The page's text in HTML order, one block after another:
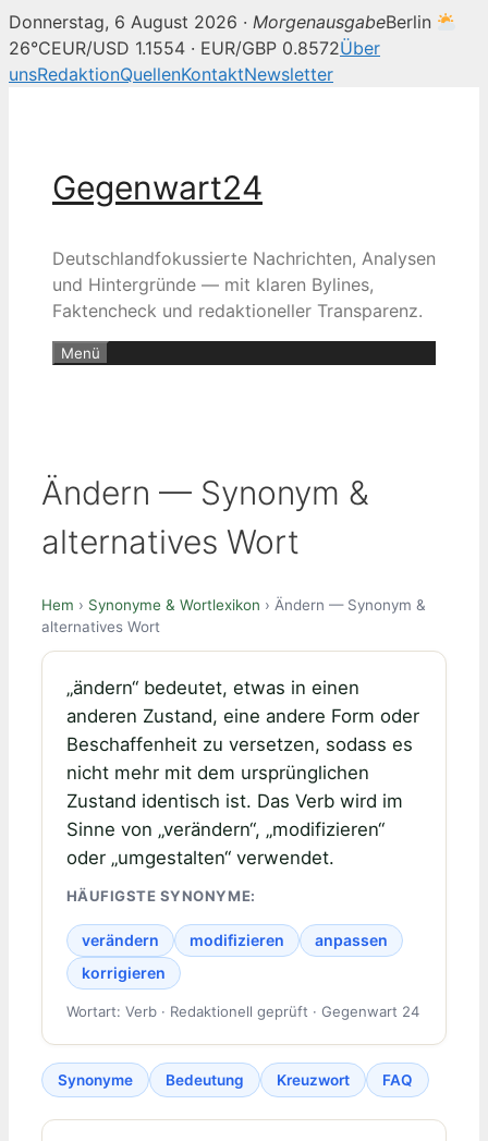
Donnerstag, 6 August 2026 · MorgenausgabeBerlin
26°CEUR/USD 1.1554 · EUR/GBP 0.8572Über
unsRedaktionQuellenKontaktNewsletter
Gegenwart24
Deutschlandfokussierte Nachrichten, Analysen
und Hintergründe — mit klaren Bylines,
Faktencheck und redaktioneller Transparenz.
Menü
Ändern — Synonym &
alternatives Wort
Hem › Synonyme & Wortlexikon › Ändern — Synonym &
alternatives Wort
„ändern“ bedeutet, etwas in einen
anderen Zustand, eine andere Form oder
Beschaffenheit zu versetzen, sodass es
nicht mehr mit dem ursprünglichen
Zustand identisch ist. Das Verb wird im
Sinne von „verändern“, „modifizieren“
oder „umgestalten“ verwendet.
HÄUFIGSTE SYNONYME:
verändern modifizieren
anpassen
korrigieren
Wortart: Verb · Redaktionell geprüft · Gegenwart 24
Synonyme Bedeutung Kreuzwort FAQ